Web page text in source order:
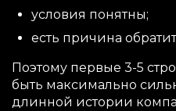
условия понятны;
есть причина
Поэтому первые 3-5
быть максимально
длинной истории